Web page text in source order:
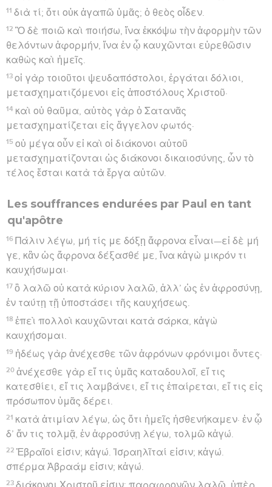
11 διὰ τί; ὅτι οὐκ ἀγαπῶ ὑμᾶς; ὁ θεὸς οἶδεν.
12 Ὃ δὲ ποιῶ καὶ ποιήσω, ἵνα ἐκκόψω τὴν ἀφορμὴν τῶν
θελόντων ἀφορμήν, ἵνα ἐν ᾧ καυχῶνται εὑρεθῶσιν
καθὼς καὶ ἡμεῖς.
13 οἱ γὰρ τοιοῦτοι ψευδαπόστολοι, ἐργάται δόλιοι,
μετασχηματιζόμενοι εἰς ἀποστόλους Χριστοῦ·
14 καὶ οὐ θαῦμα, αὐτὸς γὰρ ὁ Σατανᾶς
μετασχηματίζεται εἰς ἄγγελον φωτός·
15 οὐ μέγα οὖν εἰ καὶ οἱ διάκονοι αὐτοῦ
μετασχηματίζονται ὡς διάκονοι δικαιοσύνης, ὧν τὸ
τέλος ἔσται κατὰ τὰ ἔργα αὐτῶν.
Les souffrances endurées par Paul en tant
qu'apôtre
16 Πάλιν λέγω, μή τίς με δόξῃ ἄφρονα εἶναι—εἰ δὲ μή
γε, κἂν ὡς ἄφρονα δέξασθέ με, ἵνα κἀγὼ μικρόν τι
καυχήσωμαι·
17 ὃ λαλῶ οὐ κατὰ κύριον λαλῶ, ἀλλ’ ὡς ἐν ἀφροσύνῃ,
ἐν ταύτῃ τῇ ὑποστάσει τῆς καυχήσεως.
18 ἐπεὶ πολλοὶ καυχῶνται κατὰ σάρκα, κἀγὼ
καυχήσομαι.
19 ἡδέως γὰρ ἀνέχεσθε τῶν ἀφρόνων φρόνιμοι ὄντες·
20 ἀνέχεσθε γὰρ εἴ τις ὑμᾶς καταδουλοῖ, εἴ τις
κατεσθίει, εἴ τις λαμβάνει, εἴ τις ἐπαίρεται, εἴ τις εἰς
πρόσωπον ὑμᾶς δέρει.
21 κατὰ ἀτιμίαν λέγω, ὡς ὅτι ἡμεῖς ἠσθενήκαμεν· ἐν ᾧ
δ’ ἄν τις τολμᾷ, ἐν ἀφροσύνῃ λέγω, τολμῶ κἀγώ.
22 Ἑβραῖοί εἰσιν; κἀγώ. Ἰσραηλῖταί εἰσιν; κἀγώ.
σπέρμα Ἀβραάμ εἰσιν; κἀγώ.
23 διάκονοι Χριστοῦ εἰσιν; παραφρονῶν λαλῶ, ὑπὲρ